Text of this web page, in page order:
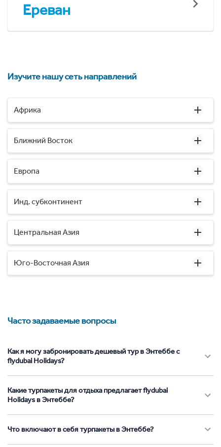
Ереван
Изучите нашу сеть направлений
Африка
Ближний Восток
Европа
Инд. субконтинент
Центральная Азия
Юго-Восточная Азия
Часто задаваемые вопросы
Как я могу забронировать дешевый тур в Энтеббе с
flydubai Holidays?
Какие турпакеты для отдыха предлагает flydubai
Holidays в Энтеббе?
Что включают в себя турпакеты в Энтеббе?